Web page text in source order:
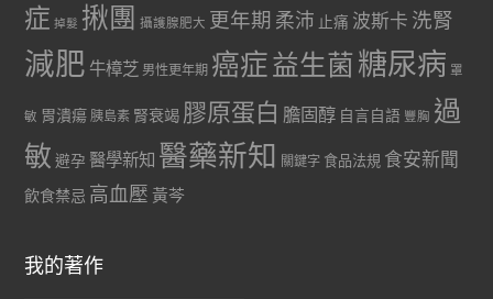
症 掉髮 揪團 攝護腺肥大 更年期 柔沛 止痛 波斯卡 洗腎
減肥 牛樟芝 男性更年期 癌症益生菌 糖尿病 罩
敏 胃潰瘍 胰島素 腎衰竭 膠原蛋白 膽固醇 自言自語 豐胸 過
敏 避孕 醫學新知 醫藥新知 關鍵字 食品法規 食安新聞
飲食禁忌 高血壓 黃芩
我的著作